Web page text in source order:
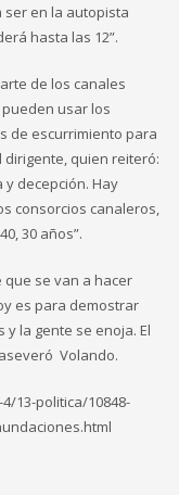
ser en la autopista
hasta las 12”.
de los canales
usar los
de escurrimiento para
dirigente, quien reiteró:
decepción. Hay
consorcios canaleros,
30 años”.
que se van a hacer
es para demostrar
la gente se enoja. El
Volando.
13-politica/10848-